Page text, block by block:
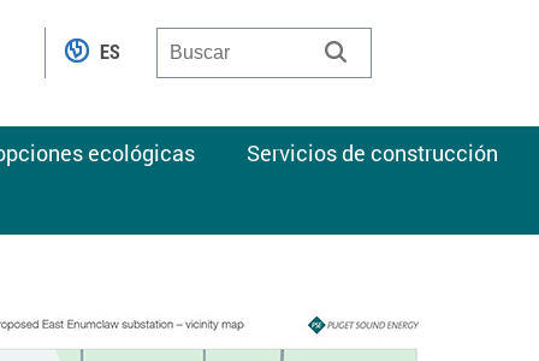
ecológicas
Servicios de construcción
ES